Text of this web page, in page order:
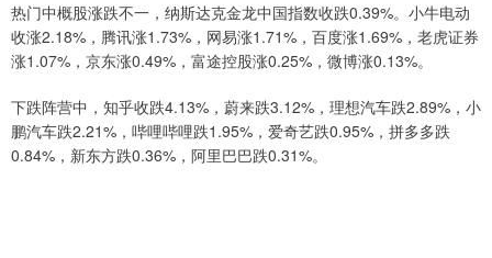
热门中概股涨跌不一，纳斯达克金龙中国指数收跌0.39%。小牛电动
收涨2.18%，腾讯涨1.73%，网易涨1.71%，百度涨1.69%，老虎证券
涨1.07%，京东涨0.49%，富途控股涨0.25%，微博涨0.13%。
下跌阵营中，知乎收跌4.13%，蔚来跌3.12%，理想汽车跌2.89%，小
鹏汽车跌2.21%，哔哩哔哩跌1.95%，爱奇艺跌0.95%，拼多多跌
0.84%，新东方跌0.36%，阿里巴巴跌0.31%。